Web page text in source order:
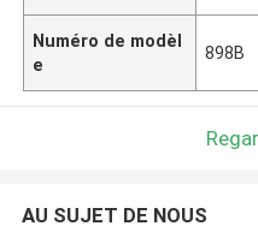
Numéro de modèl
e
898B
AU SUJET DE NOUS